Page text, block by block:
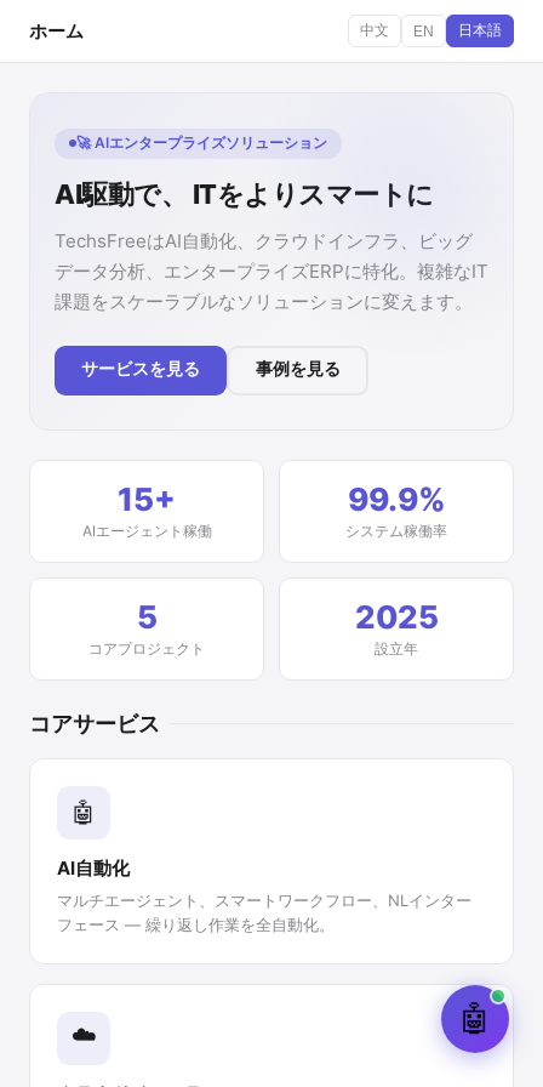
ホーム 中文 EN 日本語
🚀 AIエンタープライズソリューション
AI駆動で、 ITをよりスマートに
TechsFreeはAI自動化、クラウドインフラ、ビッグ
データ分析、エンタープライズERPに特化。複雑なIT
課題をスケーラブルなソリューションに変えます。
サービスを見る 事例を見る
15+
AIエージェント稼働
99.9%
システム稼働率
5
コアプロジェクト
2025
設立年
コアサービス
🤖
AI自動化
マルチエージェント、スマートワークフロー、NLインター
フェース — 繰り返し作業を全自動化。
☁️ 🤖